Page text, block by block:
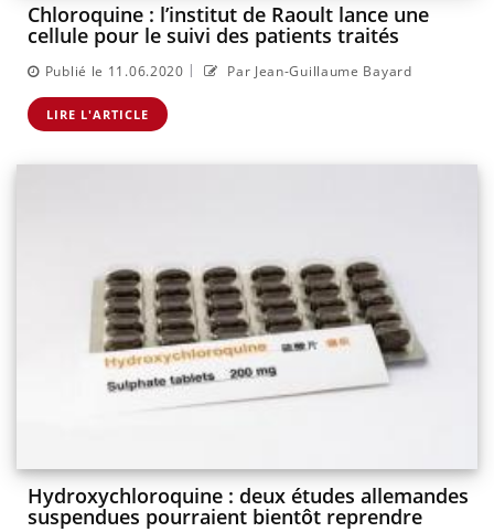
Chloroquine : l’institut de Raoult lance une
cellule pour le suivi des patients traités
Publié le 11.06.2020 | Par Jean-Guillaume Bayard
LIRE L'ARTICLE
Hydroxychloroquine : deux études allemandes
suspendues pourraient bientôt reprendre